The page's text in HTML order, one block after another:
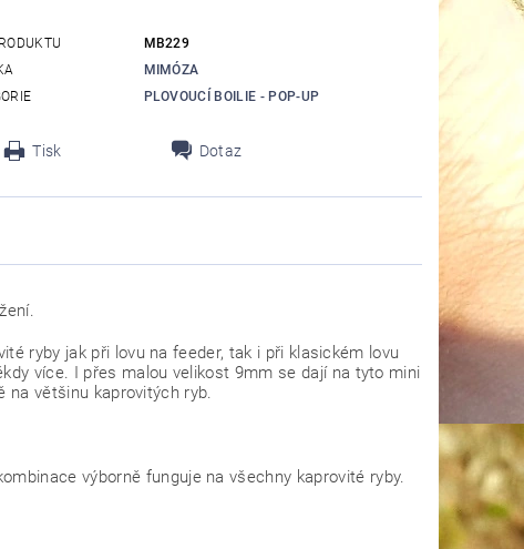
MB229
MIMÓZA
PLOVOUCÍ BOILIE - POP-UP
Tisk Dotaz
ryby jak při lovu na feeder, tak i při klasickém lovu
více. I přes malou velikost 9mm se dají na tyto mini
na většinu kaprovitých ryb.
výborně funguje na všechny kaprovité ryby.